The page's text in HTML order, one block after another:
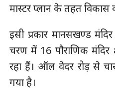
मास्टर प्लान के तहत विकास
इसी प्रकार मानसखण्ड
चरण में 16 पौराणिक मंदिर
रहा हैं। ऑल वेदर रोड़ से
गया है।